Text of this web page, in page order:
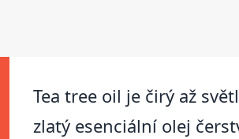
Tea tree oil je čirý až
zlatý esenciální olej